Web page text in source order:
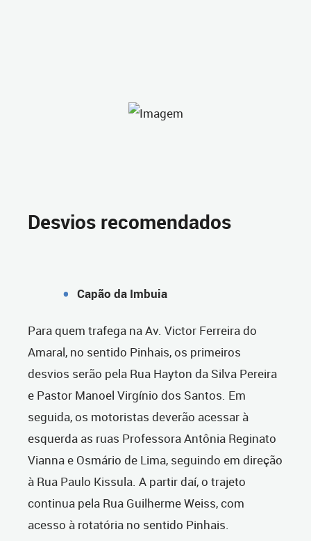
Desvios recomendados
Capão da Imbuia
Para quem trafega na Av. Victor Ferreira do
Amaral, no sentido Pinhais, os primeiros
desvios serão pela Rua Hayton da Silva Pereira
e Pastor Manoel Virgínio dos Santos. Em
seguida, os motoristas deverão acessar à
esquerda as ruas Professora Antônia Reginato
Vianna e Osmário de Lima, seguindo em direção
à Rua Paulo Kissula. A partir daí, o trajeto
continua pela Rua Guilherme Weiss, com
acesso à rotatória no sentido Pinhais.